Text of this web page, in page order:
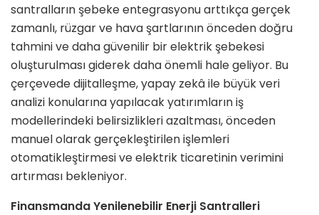
santralların şebeke entegrasyonu arttıkça gerçek
zamanlı, rüzgar ve hava şartlarının önceden doğru
tahmini ve daha güvenilir bir elektrik şebekesi
oluşturulması giderek daha önemli hale geliyor. Bu
çerçevede dijitalleşme, yapay zekâ ile büyük veri
analizi konularına yapılacak yatırımların iş
modellerindeki belirsizlikleri azaltması, önceden
manuel olarak gerçekleştirilen işlemleri
otomatikleştirmesi ve elektrik ticaretinin verimini
artırması bekleniyor.
Finansmanda Yenilenebilir Enerji Santralleri